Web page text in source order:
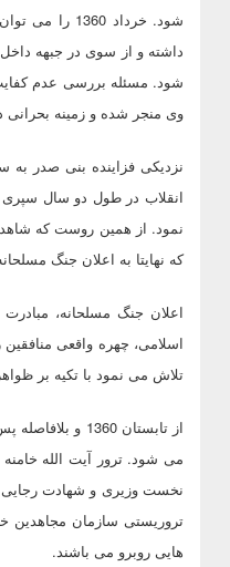
شود. خرداد
داشته و از سوی در جبهه
شود. مسئله بررسی عدم
وی منجر شده و زمینه بحرانی
نزدیکی فزاینده بنی صدر
انقلاب در طول دو سال سپری
نمود. از همین روست که
که نهایتا به اعلان جنگ مسلحانه این
اعلان جنگ مسلحانه،
اسلامی، چهره واقعی
تلاش می نمود با تکیه بر
از تابستان
می شود. ترور آیت الله
نخست وزیری و شهادت رجایی
هایی روبرو می باشند.